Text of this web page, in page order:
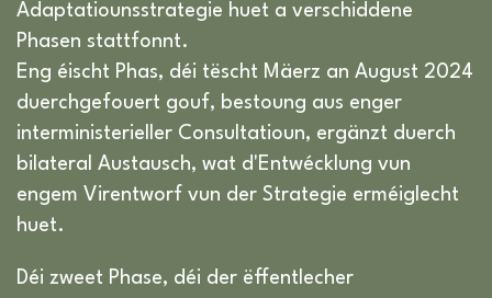
Adaptatiounsstrategie huet a verschiddene
Phasen stattfonnt.
Eng éischt Phas, déi tëscht Mäerz an August 2024
duerchgefouert gouf, bestoung aus enger
interministerieller Consultatioun, ergänzt duerch
bilateral Austausch, wat d'Entwécklung vun
engem Virentworf vun der Strategie erméiglecht
huet.
Déi zweet Phase, déi der ëffentlecher